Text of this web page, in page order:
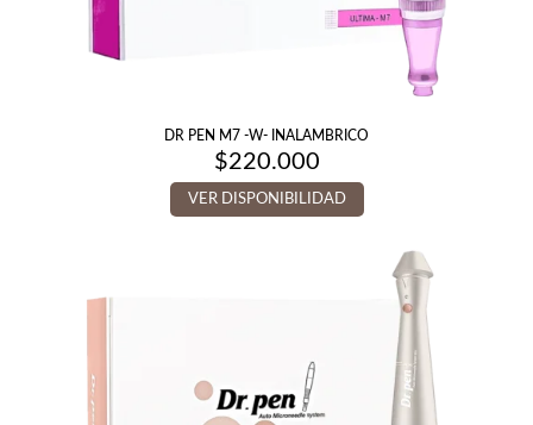
DR PEN M7 -W- INALAMBRICO
$220.000
VER DISPONIBILIDAD